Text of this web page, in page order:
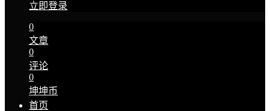
立即登录
0
文章
0
评论
0
坤坤币
首页